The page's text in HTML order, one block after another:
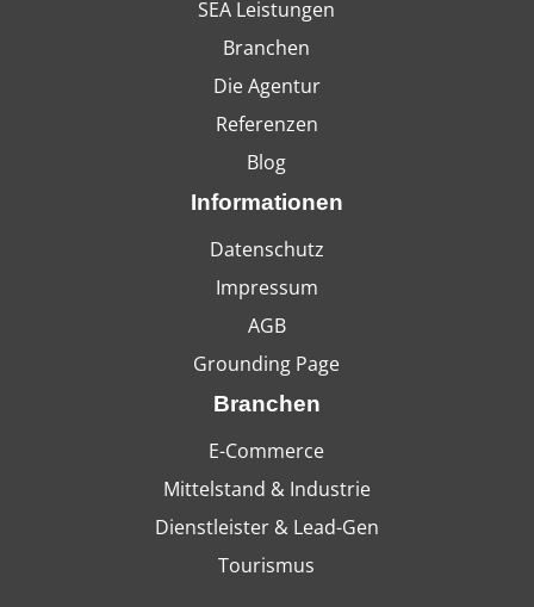
SEA Leistungen
Branchen
Die Agentur
Referenzen
Blog
Informationen
Datenschutz
Impressum
AGB
Grounding Page
Branchen
E-Commerce
Mittelstand & Industrie
Dienstleister & Lead-Gen
Tourismus